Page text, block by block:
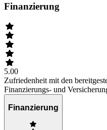
Finanzierung
5.00
Zufriedenheit mit den
Finanzierungs- und
Finanzierung